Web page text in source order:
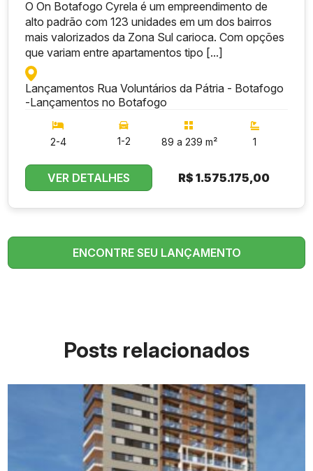
O On Botafogo Cyrela é um empreendimento de
alto padrão com 123 unidades em um dos bairros
mais valorizados da Zona Sul carioca. Com opções
que variam entre apartamentos tipo [...]
Lançamentos Rua Voluntários da Pátria - Botafogo
-Lançamentos no Botafogo
2-4 1-2 89 a 239 m² 1
VER DETALHES R$1.575.175,00
ENCONTRE SEU LANÇAMENTO
Posts relacionados